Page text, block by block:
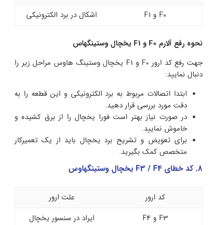
F0 و F1
اشکال در برد الکترونیکی
نحوه رفع آلارم F0 و F1 یخچال وستینگهاس
جهت رفع کد ارور F0 و F1 یخچال وستینگ هاوس مراحل زیر را
دنبال نمایید:
ابتدا اتصالات مربوط به برد الکترونیکی و این قطعه را به
دقت مورد بررسی قرار دهید.
در صورت نیاز بهتر است فورا یخچال را از برق کشیده و
خاموش نمایید.
برای تعویض و تشریح برد یخچال باید از یک تعمیرکار
متخصص کمک بگیرید.
8. کد خطای F3 / F4 یخچال وستینگهاوس
کد ارور
علت ارور
F3 و F4
ایراد در سنسور یخچال